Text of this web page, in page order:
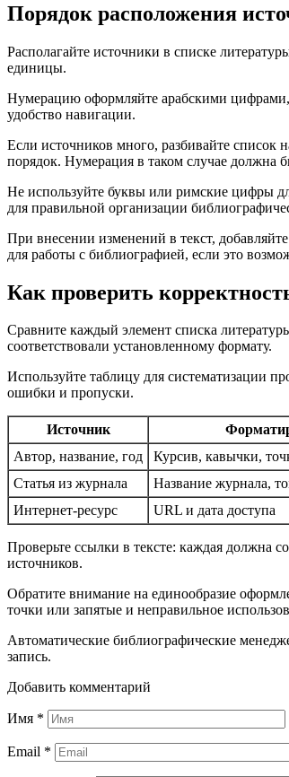
Порядок расположения
Располагайте источники в списке
единицы.
Нумерацию оформляйте арабскими цифрами,
удобство навигации.
Если источников много, разбивайте список
порядок. Нумерация в таком случае должна
Не используйте буквы или римские цифры
для правильной организации
При внесении изменений в текст,
для работы с библиографией, если это
Как проверить
Сравните каждый элемент списка
соответствовали установленному формату.
Используйте таблицу для систематизации
ошибки и пропуски.
Источник
Автор, название, год
Курсив, кавычки,
Статья из журнала
Название журнала,
Интернет-ресурс
URL и дата доступа
Проверьте ссылки в тексте: каждая должна
источников.
Обратите внимание на единообразие
точки или запятые и неправильное
Автоматические библиографические
запись.
Добавить комментарий
Имя *
Email *